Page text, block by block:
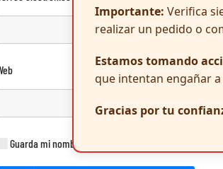
Web
Guarda mi nombre, correo electrónico y web en
Importante: Verifica
realizar un pedido o
Estamos tomando
que intentan engañar
Gracias por tu